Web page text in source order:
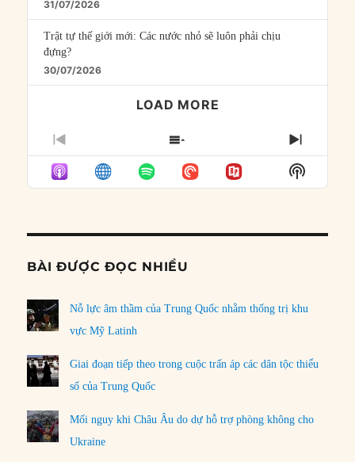
31/07/2026
Trật tự thế giới mới: Các nước nhỏ sẽ luôn phải chịu
đựng?
30/07/2026
LOAD MORE
PREVIOUS
EPISODE
SHOW
EPISODES
LIST
NEXT
Show
Podcast
BÀI ĐƯỢC ĐỌC NHIỀU
Nỗ lực âm thầm của Trung Quốc nhằm thống trị khu
vực Mỹ Latinh
Giai đoạn tiếp theo trong cuộc trấn áp các dân tộc thiểu
số của Trung Quốc
Mối nguy khi Châu Âu do dự hỗ trợ phòng không cho
Ukraine